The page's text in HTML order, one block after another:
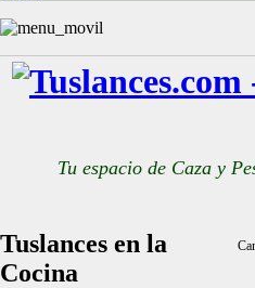
Tu espacio de Caza y
Tuslances en la
Cocina